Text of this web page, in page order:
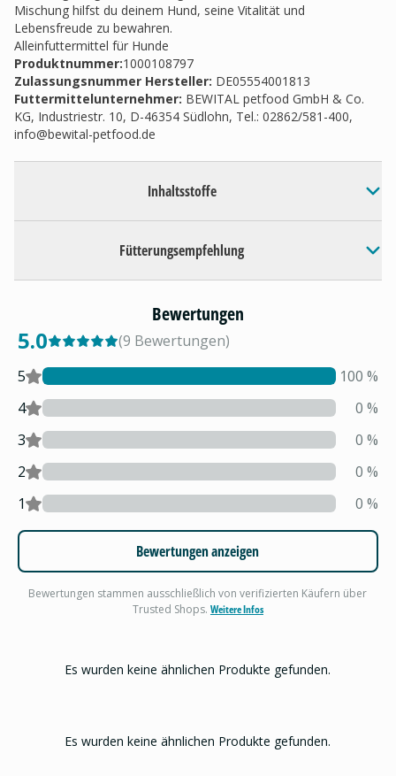
Mischung hilfst du deinem Hund, seine Vitalität und
Lebensfreude zu bewahren.
Alleinfuttermittel für Hunde
Produktnummer:1000108797
Zulassungsnummer Hersteller: DE05554001813
Futtermittelunternehmer: BEWITAL petfood GmbH & Co.
KG, Industriestr. 10, D-46354 Südlohn, Tel.: 02862/581-400,
info@bewital-petfood.de
Inhaltsstoffe
Fütterungsempfehlung
Bewertungen
5.0 (9 Bewertungen)
5
100 %
4
0 %
3
0 %
2
0 %
1
0 %
Bewertungen anzeigen
Bewertungen stammen ausschließlich von verifizierten Käufern über
Trusted Shops. Weitere Infos
Es wurden keine ähnlichen Produkte gefunden.
Es wurden keine ähnlichen Produkte gefunden.